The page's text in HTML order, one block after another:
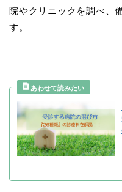
院やクリニックを調べ、
す。